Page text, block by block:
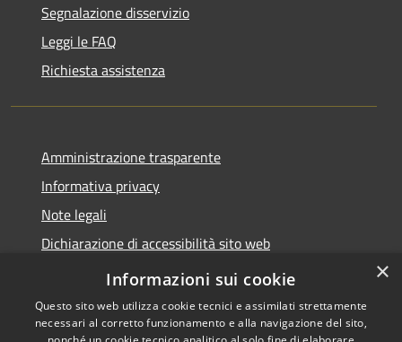
Segnalazione disservizio
Leggi le FAQ
Richiesta assistenza
Amministrazione trasparente
Informativa privacy
Note legali
Dichiarazione di accessibilità sito web
WhistleblowingPA
×
Informazioni sui cookie
Questo sito web utilizza cookie tecnici e assimilati strettamente
necessari al corretto funzionamento e alla navigazione del sito,